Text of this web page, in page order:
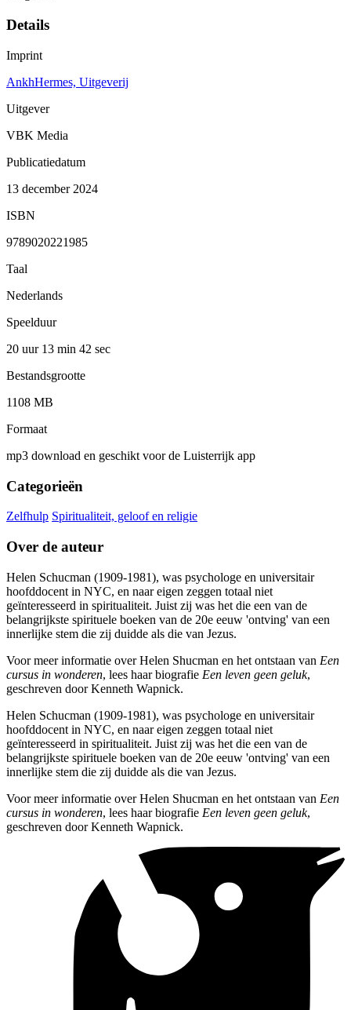
Details
Imprint
AnkhHermes, Uitgeverij
Uitgever
VBK Media
Publicatiedatum
13 december 2024
ISBN
9789020221985
Taal
Nederlands
Speelduur
20 uur 13 min 42 sec
Bestandsgrootte
1108 MB
Formaat
mp3 download en geschikt voor de Luisterrijk app
Categorieën
Zelfhulp Spiritualiteit, geloof en religie
Over de auteur
Helen Schucman (1909-1981), was psychologe en universitair
hoofddocent in NYC, en naar eigen zeggen totaal niet
geïnteresseerd in spiritualiteit. Juist zij was het die een van de
belangrijkste spirituele boeken van de 20e eeuw 'ontving' van een
innerlijke stem die zij duidde als die van Jezus.
Voor meer informatie over Helen Shucman en het ontstaan van Een
cursus in wonderen, lees haar biografie Een leven geen geluk,
geschreven door Kenneth Wapnick.
Helen Schucman (1909-1981), was psychologe en universitair
hoofddocent in NYC, en naar eigen zeggen totaal niet
geïnteresseerd in spiritualiteit. Juist zij was het die een van de
belangrijkste spirituele boeken van de 20e eeuw 'ontving' van een
innerlijke stem die zij duidde als die van Jezus.
Voor meer informatie over Helen Shucman en het ontstaan van Een
cursus in wonderen, lees haar biografie Een leven geen geluk,
geschreven door Kenneth Wapnick.